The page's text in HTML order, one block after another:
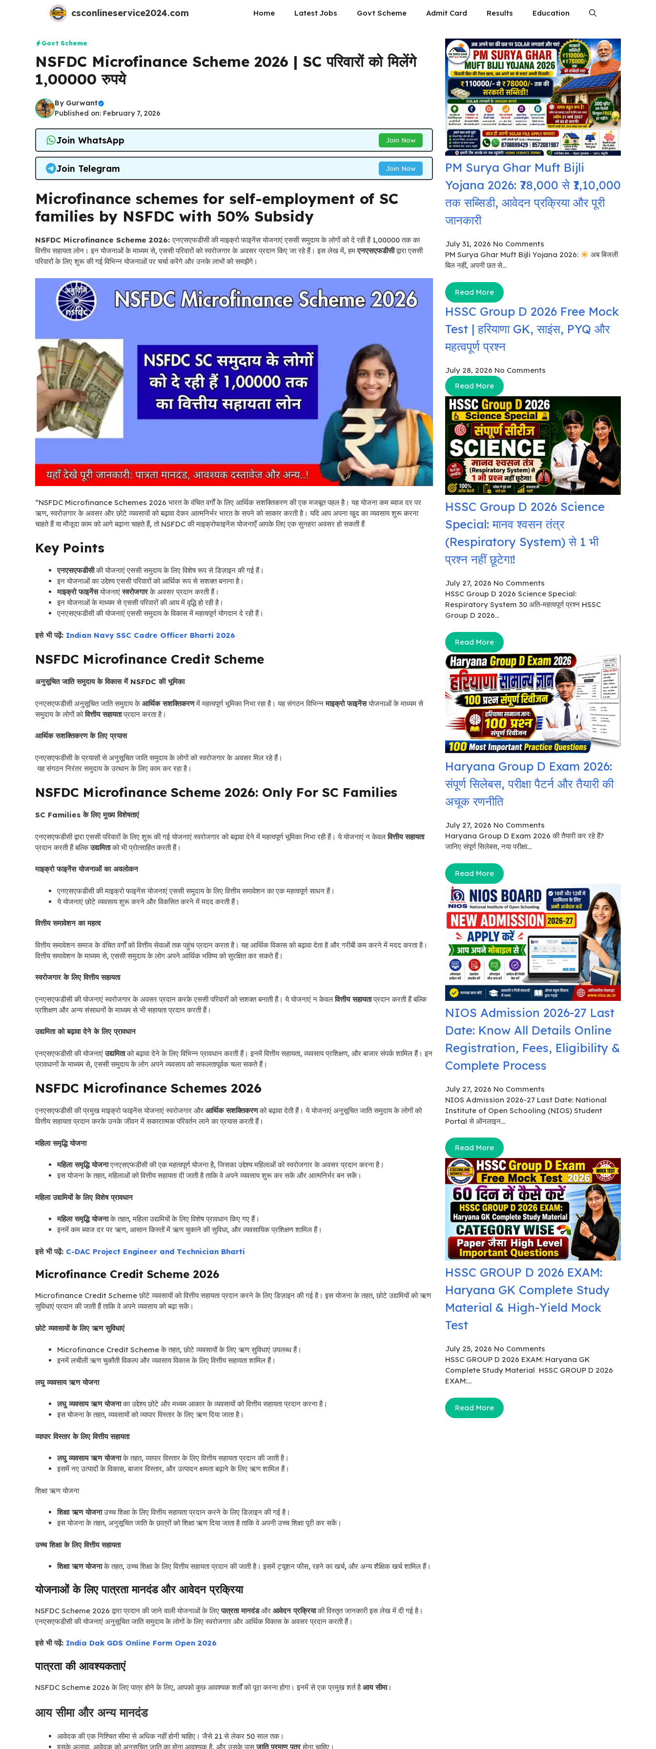
csconlineservice2024.com Home Latest Jobs Govt Scheme Admit Card Results Education
Govt Scheme
NSFDC Microfinance Scheme 2026 | SC परिवारों को मिलेंगे
1,00000 रुपये
By Gurwant
Published on: February 7, 2026
Join WhatsApp Join Now
Join Telegram Join Now
Microfinance schemes for self-employment of SC
families by NSFDC with 50% Subsidy
NSFDC Microfinance Scheme 2026:एनएसएफडीसी की माइक्रो फाइनेंस योजनाएं एससी समुदाय के लोगों को दे रही हैं 1,00000 तक का
वित्तीय सहायता लोन। इन योजनाओं के माध्यम से, एससी परिवारों को स्वरोजगार के अवसर प्रदान किए जा रहे हैं। इस लेख में, हमएनएसएफडीसीद्वारा एससी
परिवारों के लिए शुरू की गई विभिन्न योजनाओं पर चर्चा करेंगे और उनके लाभों को समझेंगे।
“NSFDC Microfinance Schemes 2026 भारत के वंचित वर्गों के लिए आर्थिक सशक्तिकरण की एक मजबूत पहल है। यह योजना कम ब्याज दर पर
ऋण, स्वरोज़गार के अवसर और छोटे व्यवसायों को बढ़ावा देकर आत्मनिर्भर भारत के सपने को साकार करती है। यदि आप अपना खुद का व्यवसाय शुरू करना
चाहते हैं या मौजूदा काम को आगे बढ़ाना चाहते हैं, तो NSFDC की माइक्रोफाइनेंस योजनाएँ आपके लिए एक सुनहरा अवसर हो सकती हैं
Key Points
एनएसएफडीसीकी योजनाएं एससी समुदाय के लिए विशेष रूप से डिज़ाइन की गई हैं।
इन योजनाओं का उद्देश्य एससी परिवारों को आर्थिक रूप से सशक्त बनाना है।
माइक्रो फाइनेंसयोजनाएंस्वरोजगारके अवसर प्रदान करती हैं।
इन योजनाओं के माध्यम से एससी परिवारों की आय में वृद्धि हो रही है।
एनएसएफडीसी की योजनाएं एससी समुदाय के विकास में महत्वपूर्ण योगदान दे रही हैं।
इसे भी पढ़ें: Indian Navy SSC Cadre Officer Bharti 2026
NSFDC Microfinance Credit Scheme
अनुसूचित जाति समुदाय के विकास में NSFDC की भूमिका
एनएसएफडीसी अनुसूचित जाति समुदाय केआर्थिक सशक्तिकरणमें महत्वपूर्ण भूमिका निभा रहा है। यह संगठन विभिन्नमाइक्रो फाइनेंसयोजनाओं के माध्यम से
समुदाय के लोगों कोवित्तीय सहायताप्रदान करता है।
आर्थिक सशक्तिकरण के लिए प्रयास
एनएसएफडीसी के प्रयासों से अनुसूचित जाति समुदाय के लोगों को स्वरोजगार के अवसर मिल रहे हैं।
यह संगठन निरंतर समुदाय के उत्थान के लिए काम कर रहा है।
NSFDC Microfinance Scheme 2026: Only For SC Families
SC Families के लिए मुख्य विशेषताएं
एनएसएफडीसी द्वारा एससी परिवारों के लिए शुरू की गई योजनाएं स्वरोजगार को बढ़ावा देने में महत्वपूर्ण भूमिका निभा रही हैं। ये योजनाएं न केवलवित्तीय सहायता
प्रदान करती हैं बल्किउद्यमिताको भी प्रोत्साहित करती हैं।
माइक्रो फाइनेंस योजनाओं का अवलोकन
एनएसएफडीसी की माइक्रो फाइनेंस योजनाएं एससी समुदाय के लिए वित्तीय समावेशन का एक महत्वपूर्ण साधन हैं।
ये योजनाएं छोटे व्यवसाय शुरू करने और विकसित करने में मदद करती हैं।
वित्तीय समावेशन का महत्व
वित्तीय समावेशन समाज के वंचित वर्गों को वित्तीय सेवाओं तक पहुंच प्रदान करता है। यह आर्थिक विकास को बढ़ावा देता है और गरीबी कम करने में मदद करता है।
वित्तीय समावेशन के माध्यम से, एससी समुदाय के लोग अपने आर्थिक भविष्य को सुरक्षित कर सकते हैं।
स्वरोजगार के लिए वित्तीय सहायता
एनएसएफडीसी की योजनाएं स्वरोजगार के अवसर प्रदान करके एससी परिवारों को सशक्त बनाती हैं। ये योजनाएं न केवलवित्तीय सहायताप्रदान करती हैं बल्कि
प्रशिक्षण और अन्य संसाधनों के माध्यम से भी सहायता प्रदान करती हैं।
उद्यमिता को बढ़ावा देने के लिए प्रावधान
एनएसएफडीसी की योजनाएंउद्यमिताको बढ़ावा देने के लिए विभिन्न प्रावधान करती हैं। इनमें वित्तीय सहायता, व्यवसाय प्रशिक्षण, और बाजार संपर्क शामिल हैं।इन
प्रावधानों के माध्यम से, एससी समुदाय के लोग अपने व्यवसाय को सफलतापूर्वक चला सकते हैं।
NSFDC Microfinance Schemes 2026
एनएसएफडीसी की प्रमुख माइक्रो फाइनेंस योजनाएं स्वरोजगार और आर्थिक सशक्तिकरणको बढ़ावा देती हैं। ये योजनाएं अनुसूचित जाति समुदाय के लोगों को
वित्तीय सहायता प्रदान करके उनके जीवन में सकारात्मक परिवर्तन लाने का प्रयास करती हैं।
महिला समृद्धि योजना
महिला समृद्धि योजनाएनएसएफडीसी की एक महत्वपूर्ण योजना है, जिसका उद्देश्य महिलाओं को स्वरोजगार के अवसर प्रदान करना है।
इस योजना के तहत, महिलाओं को वित्तीय सहायता दी जाती है ताकि वे अपने व्यवसाय शुरू कर सकें और आत्मनिर्भर बन सकें।
महिला उद्यमियों के लिए विशेष प्रावधान
महिला समृद्धि योजनाके तहत, महिला उद्यमियों के लिए विशेष प्रावधान किए गए हैं।
इनमें कम ब्याज दर पर ऋण, आसान किस्तों में ऋण चुकाने की सुविधा, और व्यवसायिक प्रशिक्षण शामिल हैं।
इसे भी पढ़ें: C-DAC Project Engineer and Technician Bharti
Microfinance Credit Scheme 2026
Microfinance Credit Scheme छोटे व्यवसायों को वित्तीय सहायता प्रदान करने के लिए डिज़ाइन की गई है। इस योजना के तहत, छोटे उद्यमियों को ऋण
सुविधाएं प्रदान की जाती हैं ताकि वे अपने व्यवसाय को बढ़ा सकें।
छोटे व्यवसायों के लिए ऋण सुविधाएं
Microfinance Credit Scheme के तहत, छोटे व्यवसायों के लिए ऋण सुविधाएं उपलब्ध हैं।
इनमें लचीली ऋण चुकौती विकल्प और व्यवसाय विकास के लिए वित्तीय सहायता शामिल हैं।
लघु व्यवसाय ऋण योजना
लघु व्यवसाय ऋण योजनाका उद्देश्य छोटे और मध्यम आकार के व्यवसायों को वित्तीय सहायता प्रदान करना है।
इस योजना के तहत, व्यवसायों को व्यापार विस्तार के लिए ऋण दिया जाता है।
व्यापार विस्तार के लिए वित्तीय सहायता
लघु व्यवसाय ऋण योजनाके तहत, व्यापार विस्तार के लिए वित्तीय सहायता प्रदान की जाती है।
इसमें नए उत्पादों के विकास, बाजार विस्तार, और उत्पादन क्षमता बढ़ाने के लिए ऋण शामिल हैं।
शिक्षा ऋण योजना
शिक्षा ऋण योजनाउच्च शिक्षा के लिए वित्तीय सहायता प्रदान करने के लिए डिज़ाइन की गई है।
इस योजना के तहत, अनुसूचित जाति के छात्रों को शिक्षा ऋण दिया जाता है ताकि वे अपनी उच्च शिक्षा पूरी कर सकें।
उच्च शिक्षा के लिए वित्तीय सहायता
शिक्षा ऋण योजनाके तहत, उच्च शिक्षा के लिए वित्तीय सहायता प्रदान की जाती है। इसमें ट्यूशन फीस, रहने का खर्च, और अन्य शैक्षिक खर्च शामिल हैं।
योजनाओं के लिए पात्रता मानदंड और आवेदन प्रक्रिया
NSFDC Scheme 2026 द्वारा प्रदान की जाने वाली योजनाओं के लिएपात्रता मानदंडऔर आवेदन प्रक्रियाकी विस्तृत जानकारी इस लेख में दी गई है।
एनएसएफडीसी की योजनाएं अनुसूचित जाति समुदाय के लोगों के लिए स्वरोजगार और आर्थिक विकास के अवसर प्रदान करती हैं।
इसे भी पढ़ें: India Dak GDS Online Form Open 2026
पात्रता की आवश्यकताएं
NSFDC Scheme 2026 के लिए पात्र होने के लिए, आपको कुछ आवश्यक शर्तों को पूरा करना होगा। इनमें से एक प्रमुख शर्त हैआय सीमा।
आय सीमा और अन्य मानदंड
आवेदक की एक निश्चित सीमा से अधिक नहीं होनी चाहिए। जैसे 21 से लेकर 50 साल तक।
इसके अलावा, आवेदक को अनुसूचित जाति का होना आवश्यक है, और उसके पासजाति प्रमाण पत्रहोना चाहिए।
PM Surya Ghar Muft Bijli
Yojana 2026: ₹78,000 से ₹1,10,000
तक सब्सिडी, आवेदन प्रक्रिया और पूरी
जानकारी
July 31, 2026 No Comments
PM Surya Ghar Muft Bijli Yojana 2026:
अब बिजली
बिल नहीं, अपनी छत से...
Read More
HSSC Group D 2026 Free Mock
Test | हरियाणा GK, साइंस, PYQ और
महत्वपूर्ण प्रश्न
July 28, 2026 No Comments
Read More
HSSC Group D 2026 Science
Special: मानव श्वसन तंत्र
(Respiratory System) से 1 भी
प्रश्न नहीं छूटेगा!
July 27, 2026 No Comments
HSSC Group D 2026 Science Special:
Respiratory System 30 अति-महत्वपूर्ण प्रश्न HSSC
Group D 2026...
Read More
Haryana Group D Exam 2026:
संपूर्ण सिलेबस, परीक्षा पैटर्न और तैयारी की
अचूक रणनीति
July 27, 2026 No Comments
Haryana Group D Exam 2026 की तैयारी कर रहे हैं?
जानिए संपूर्ण सिलेबस, नया परीक्षा...
Read More
NIOS Admission 2026-27 Last
Date: Know All Details Online
Registration, Fees, Eligibility &
Complete Process
July 27, 2026 No Comments
NIOS Admission 2026-27 Last Date: National
Institute of Open Schooling (NIOS) Student
Portal से ऑनलाइन...
Read More
HSSC GROUP D 2026 EXAM:
Haryana GK Complete Study
Material & High-Yield Mock
Test
July 25, 2026 No Comments
HSSC GROUP D 2026 EXAM: Haryana GK
Complete Study Material HSSC GROUP D 2026
EXAM:...
Read More